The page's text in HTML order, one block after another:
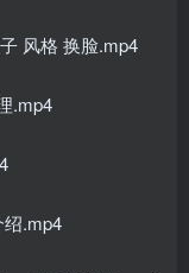
风格 换脸.mp4
.mp4
.mp4